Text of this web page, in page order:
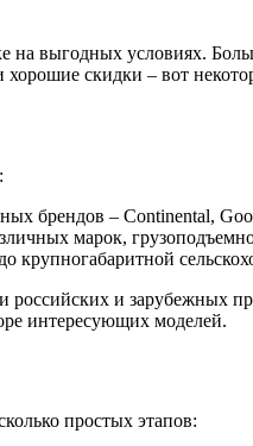
выгодных условиях.
скидки – вот
брендов – Continental,
марок,
крупногабаритной
российских и
интересующих моделей.
простых этапов: